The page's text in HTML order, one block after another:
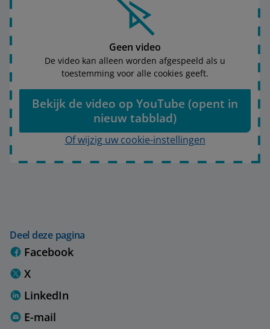
Geen video
De video kan alleen worden afgespeeld als u
toestemming voor alle cookies geeft.
Bekijk de video op YouTube (opent in
nieuw tabblad)
Of wijzig uw cookie-instellingen
Deel deze pagina
Facebook
X
LinkedIn
E-mail